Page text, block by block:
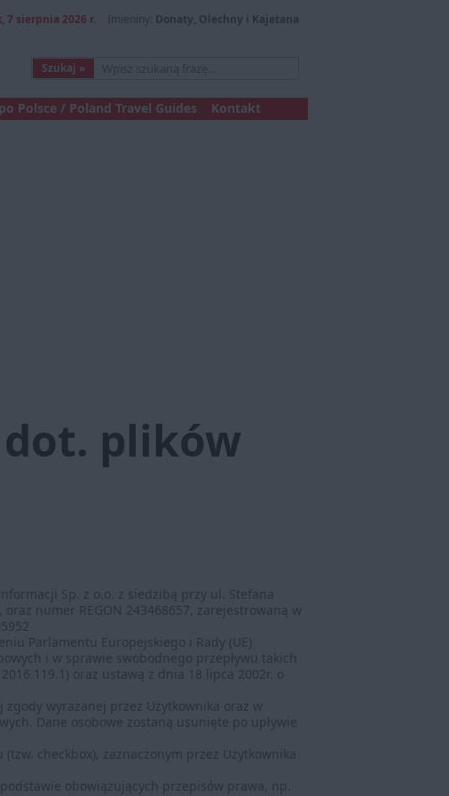
7 sierpnia 2026 r. Imieniny: Donaty, Olechny i Kajetana
Polsce / Poland Travel Guides Kontakt
dot. plików
Sp. z o.o. z siedzibą przy ul. Stefana
numer REGON 243468657, zarejestrowaną w
Parlamentu Europejskiego i Rady (UE)
i w sprawie swobodnego przepływu takich
oraz ustawą z dnia 18 lipca 2002r. o
wyrażanej przez Użytkownika oraz w
Dane osobowe zostaną usunięte po upływie
checkbox), zaznaczonym przez Użytkownika
obowiązujących przepisów prawa, np.